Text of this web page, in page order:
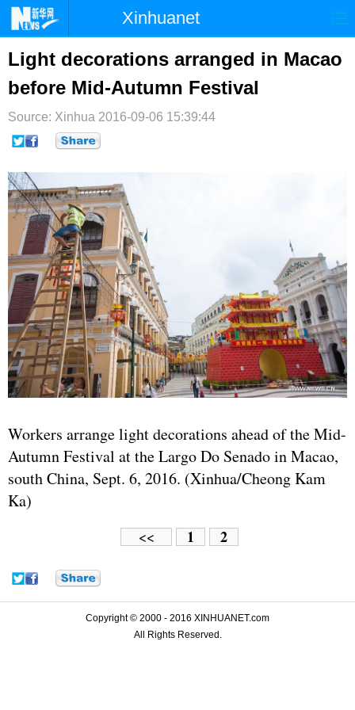
Xinhuanet
首页 时政 港澳
台湾 财经 法治
纪检 体育 科技
文娱
博客 微博
Light decorations arranged in Macao
before Mid-Autumn Festival
Source: Xinhua 2016-09-06 15:39:44
Workers arrange light decorations ahead of the Mid-
Autumn Festival at the Largo Do Senado in Macao,
south China, Sept. 6, 2016. (Xinhua/Cheong Kam
Ka)
<< 1 2
Copyright © 2000 - 2016 XINHUANET.com
All Rights Reserved.